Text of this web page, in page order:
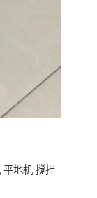
平地机 搅拌